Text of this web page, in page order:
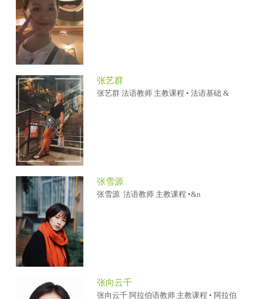
张艺群
张艺群 法语教师 主教课程 • 法语基础 &
张雪源
张雪源 法语教师 主教课程 •&n
张向云千
张向云千 阿拉伯语教师 主教课程 • 阿拉伯